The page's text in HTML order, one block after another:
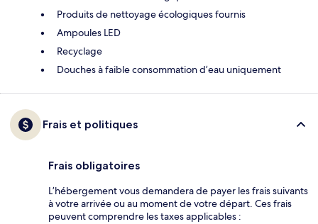
Produits de nettoyage écologiques fournis
Ampoules LED
Recyclage
Douches à faible consommation d’eau uniquement
Frais et politiques
Frais obligatoires
L’hébergement vous demandera de payer les frais suivants
à votre arrivée ou au moment de votre départ. Ces frais
peuvent comprendre les taxes applicables :